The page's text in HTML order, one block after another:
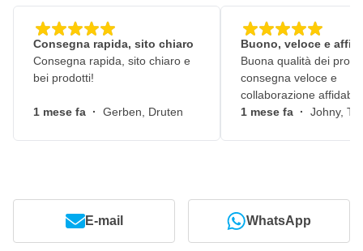
Utilizzabile su tutti i materiali e le superfici
Confezionato in set da 50 fogli per grana
Consegna rapida, sito chiaro
Consegna rapida, sito chiaro e
bei prodotti!
1 mese fa · Gerben, Druten
Buono, veloce e
Buona qualità dei
consegna veloce e
collaborazione
1 mese fa · Johny,
E-mail WhatsApp